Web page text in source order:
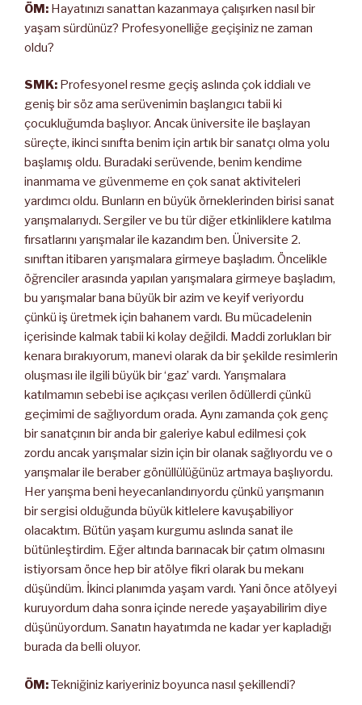
ÖM: Hayatınızı sanattan kazanmaya çalışırken nasıl bir
yaşam sürdünüz? Profesyonelliğe geçişiniz ne zaman
oldu?
SMK: Profesyonel resme geçiş aslında çok iddialı ve
geniş bir söz ama serüvenimin başlangıcı tabii ki
çocukluğumda başlıyor. Ancak üniversite ile başlayan
süreçte, ikinci sınıfta benim için artık bir sanatçı olma yolu
başlamış oldu. Buradaki serüvende, benim kendime
inanmama ve güvenmeme en çok sanat aktiviteleri
yardımcı oldu. Bunların en büyük örneklerinden birisi sanat
yarışmalarıydı. Sergiler ve bu tür diğer etkinliklere katılma
fırsatlarını yarışmalar ile kazandım ben. Üniversite 2.
sınıftan itibaren yarışmalara girmeye başladım. Öncelikle
öğrenciler arasında yapılan yarışmalara girmeye başladım,
bu yarışmalar bana büyük bir azim ve keyif veriyordu
çünkü iş üretmek için bahanem vardı. Bu mücadelenin
içerisinde kalmak tabii ki kolay değildi. Maddi zorlukları bir
kenara bırakıyorum, manevi olarak da bir şekilde resimlerin
oluşması ile ilgili büyük bir ‘gaz’ vardı. Yarışmalara
katılmamın sebebi ise açıkçası verilen ödüllerdi çünkü
geçimimi de sağlıyordum orada. Aynı zamanda çok genç
bir sanatçının bir anda bir galeriye kabul edilmesi çok
zordu ancak yarışmalar sizin için bir olanak sağlıyordu ve o
yarışmalar ile beraber gönüllülüğünüz artmaya başlıyordu.
Her yarışma beni heyecanlandırıyordu çünkü yarışmanın
bir sergisi olduğunda büyük kitlelere kavuşabiliyor
olacaktım. Bütün yaşam kurgumu aslında sanat ile
bütünleştirdim. Eğer altında barınacak bir çatım olmasını
istiyorsam önce hep bir atölye fikri olarak bu mekanı
düşündüm. İkinci planımda yaşam vardı. Yani önce atölyeyi
kuruyordum daha sonra içinde nerede yaşayabilirim diye
düşünüyordum. Sanatın hayatımda ne kadar yer kapladığı
burada da belli oluyor.
ÖM:Tekniğiniz kariyeriniz boyunca nasıl şekillendi?